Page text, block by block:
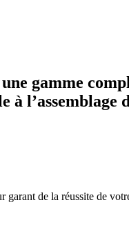
gamme
à l’assemblage
garant de la réussite de